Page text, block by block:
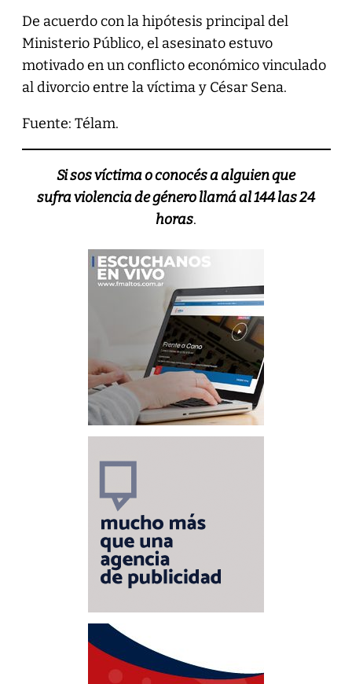
De acuerdo con la hipótesis principal del
Ministerio Público, el asesinato estuvo
motivado en un conflicto económico vinculado
al divorcio entre la víctima y César Sena.
Fuente: Télam.
Si sos víctima o conocés a alguien que
sufra violencia de género llamá al 144 las 24
horas.